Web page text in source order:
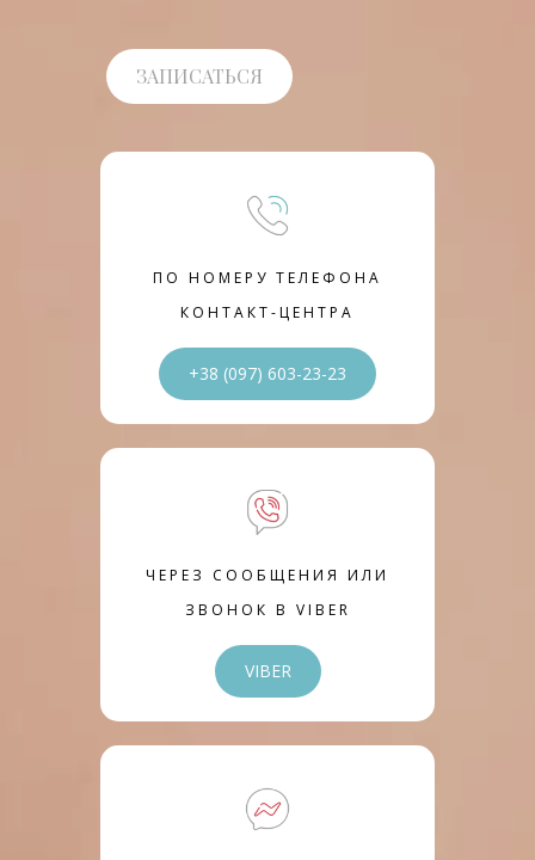
ЗАПИСАТЬСЯ
ПО НОМЕРУ ТЕЛЕФОНА
КОНТАКТ-ЦЕНТРА
+38 (097) 603-23-23
ЧЕРЕЗ СООБЩЕНИЯ ИЛИ
ЗВОНОК В VIBER
VIBER